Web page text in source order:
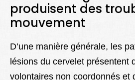
produisent des
mouvement
D’une manière générale, les
lésions du cervelet présentent
volontaires non coordonnés et